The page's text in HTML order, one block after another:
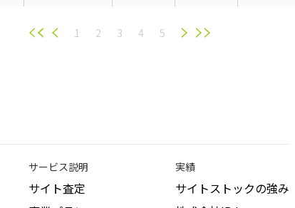
1 2 3 4 5
サービス説明
サイト査定
実績
サイトストックの強み